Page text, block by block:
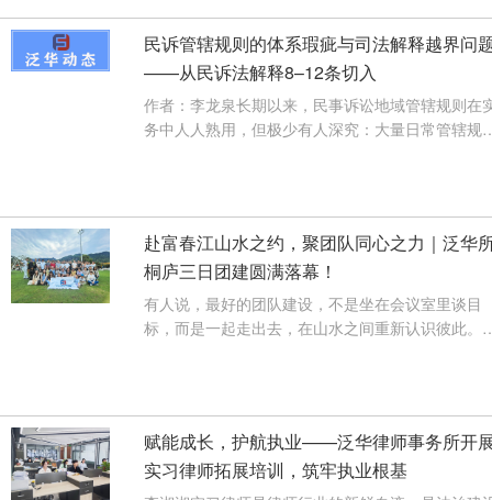
民诉管辖规则的体系瑕疵与司法解释越界问
——从民诉法解释8–12条切入
作者：李龙泉长期以来，民事诉讼地域管辖规则在
务中人人熟用，但极少有人深究：大量日常管辖规
赴富春江山水之约，聚团队同心之力｜泛华
桐庐三日团建圆满落幕！
有人说，最好的团队建设，不是坐在会议室里谈目
标，而是一起走出去，在山水之间重新认识彼此。
赋能成长，护航执业——泛华律师事务所开
实习律师拓展培训，筑牢执业根基